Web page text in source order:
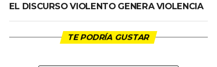
EL DISCURSO VIOLENTO GENERA VIOLENCIA
TE PODRÍA GUSTAR